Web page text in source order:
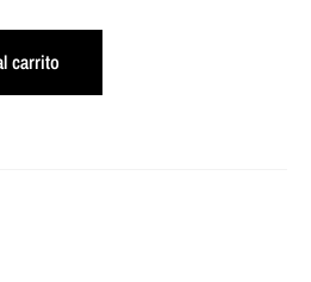
carrito